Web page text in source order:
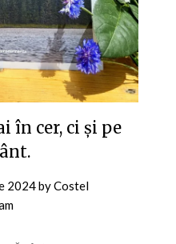
în cer, ci și pe
2024byCostel